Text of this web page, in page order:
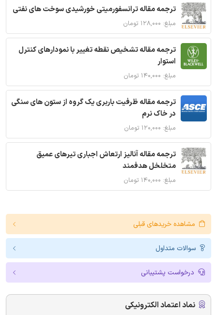
ترجمه مقاله ترانسفورمیتی خورشیدی سوخت های نفتی
مبلغ: ۱۲۸,۰۰۰ تومان
ترجمه مقاله تشخیص نقطه تغییر با نمودارهای کنترل
استوار
مبلغ: ۱۴۰,۰۰۰ تومان
ترجمه مقاله ظرفیت باربری یک گروه از ستون های سنگی
در خاک نرم
مبلغ: ۱۲۰,۰۰۰ تومان
ترجمه مقاله آنالیز ارتعاش اجباری تیرهای عمیق
متخلخل هدفمند
مبلغ: ۱۴۰,۰۰۰ تومان
مشاهده خریدهای قبلی
سوالات متداول
درخواست پشتیبانی
نماد اعتماد الکترونیکی